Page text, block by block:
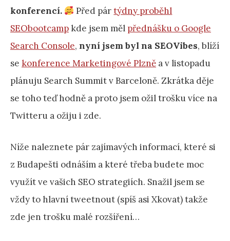
konferencí.
Před pártýdny proběhl
SEObootcampkde jsem měl přednášku o Google
Search Console, nyní jsem byl na SEOVibes, blíží
se konference Marketingové Plzně a v listopadu
plánuju Search Summit v Barceloně. Zkrátka děje
se toho teď hodně a proto jsem ožil trošku více na
Twitteru a ožiju i zde.
Níže naleznete pár zajímavých informací, které si
z Budapešti odnáším a které třeba budete moc
využít ve vašich SEO strategiích. Snažil jsem se
vždy to hlavní tweetnout (spíš asi Xkovat) takže
zde jen trošku malé rozšíření…